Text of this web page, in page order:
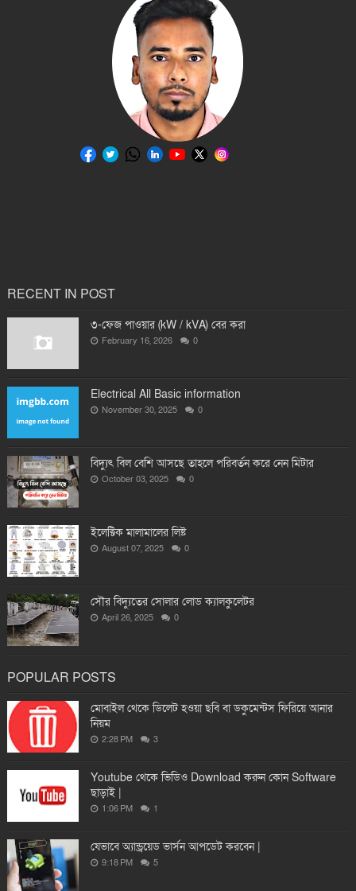
RECENT IN POST
৩-ফেজ পাওয়ার (kW / kVA) বের করা
February 16, 2026 0
Electrical All Basic information
November 30, 2025 0
বিদ্যুৎ বিল বেশি আসছে তাহলে পরিবর্তন করে নেন মিটার
October 03, 2025 0
ইলেক্টিক মালামালের লিষ্ট
August 07, 2025 0
সৌর বিদ্যুতের সোলার লোড ক্যালকুলেটর
April 26, 2025 0
POPULAR POSTS
মোবাইল থেকে ডিলেট হওয়া ছবি বা ডকুমেন্টস ফিরিয়ে আনার
নিয়ম
2:28 PM 3
Youtube থেকে ভিডিও Download করুন কোন Software
ছাড়াই |
1:06 PM 1
যেভাবে অ্যান্ড্রয়েড ভার্সন আপডেট করবেন |
9:18 PM 5